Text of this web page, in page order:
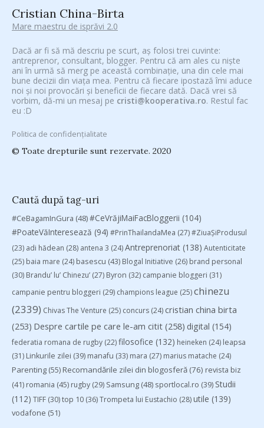
Cristian China-Birta
Mare maestru de isprăvi 2.0
Dacă ar fi să mă descriu pe scurt, aș folosi trei cuvinte:
antreprenor, consultant, blogger. Pentru că am ales cu niște
ani în urmă să merg pe această combinație, una din cele mai
bune decizii din viața mea. Pentru că fiecare ipostază îmi aduce
noi și noi provocări și beneficii de fiecare dată. Dacă vrei să
vorbim, dă-mi un mesaj pe cristi@kooperativa.ro. Restul fac
eu :D
Politica de confidențialitate
© Toate drepturile sunt rezervate. 2020
Caută după tag-uri
#CeBagamInGura (48)#CeVrăjiMaiFacBloggerii (104)
#PoateVăInteresează (94) #PrinThailandaMea (27)#ZiuaȘiProdusul
(23) adi hădean (28) antena 3 (24)Antreprenoriat (138) Autenticitate
(25) baia mare (24) basescu (43) Blogal Initiative (26) brand personal
(30) Brandu’ lu’ Chinezu’ (27) Byron (32) campanie bloggeri (31)
campanie pentru bloggeri (29) champions league (25)chinezu
(2339) Chivas The Venture (25) concurs (24)cristian china birta
(253) Despre cartile pe care le-am citit (258) digital (154)
federatia romana de rugby (22)filosofice (132) heineken (24) leapsa
(31) Linkurile zilei (39) manafu (33) mara (27) marius matache (24)
Parenting (55) Recomandările zilei din blogosferă (76) revista biz
(41) romania (45) rugby (29) Samsung (48) sportlocal.ro (39) Studii
(112) TIFF (30)top 10 (36)Trompeta lui Eustachio (28)utile (139)
vodafone (51)